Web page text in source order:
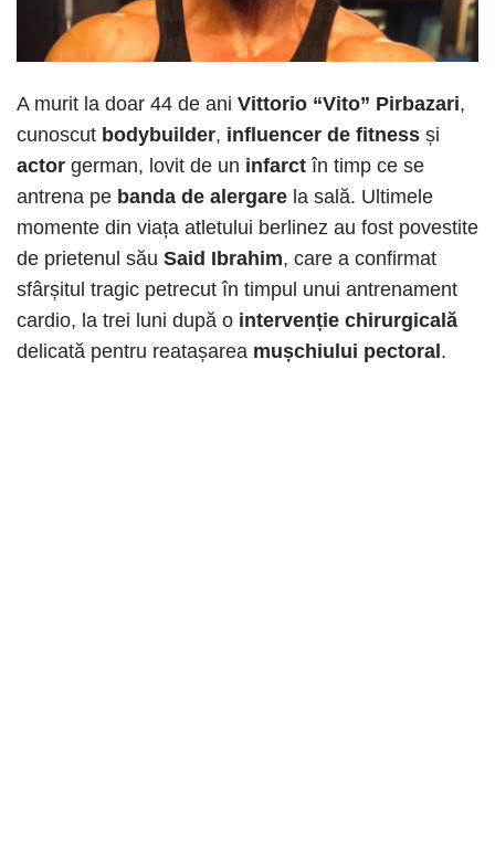
A murit la doar 44 de ani Vittorio “Vito” Pirbazari,
cunoscut bodybuilder, influencer de fitness și
actor german, lovit de un infarct în timp ce se
antrena pe banda de alergare la sală. Ultimele
momente din viața atletului berlinez au fost povestite
de prietenul său Said Ibrahim, care a confirmat
sfârșitul tragic petrecut în timpul unui antrenament
cardio, la trei luni după o intervenție chirurgicală
delicată pentru reatașarea mușchiului pectoral.